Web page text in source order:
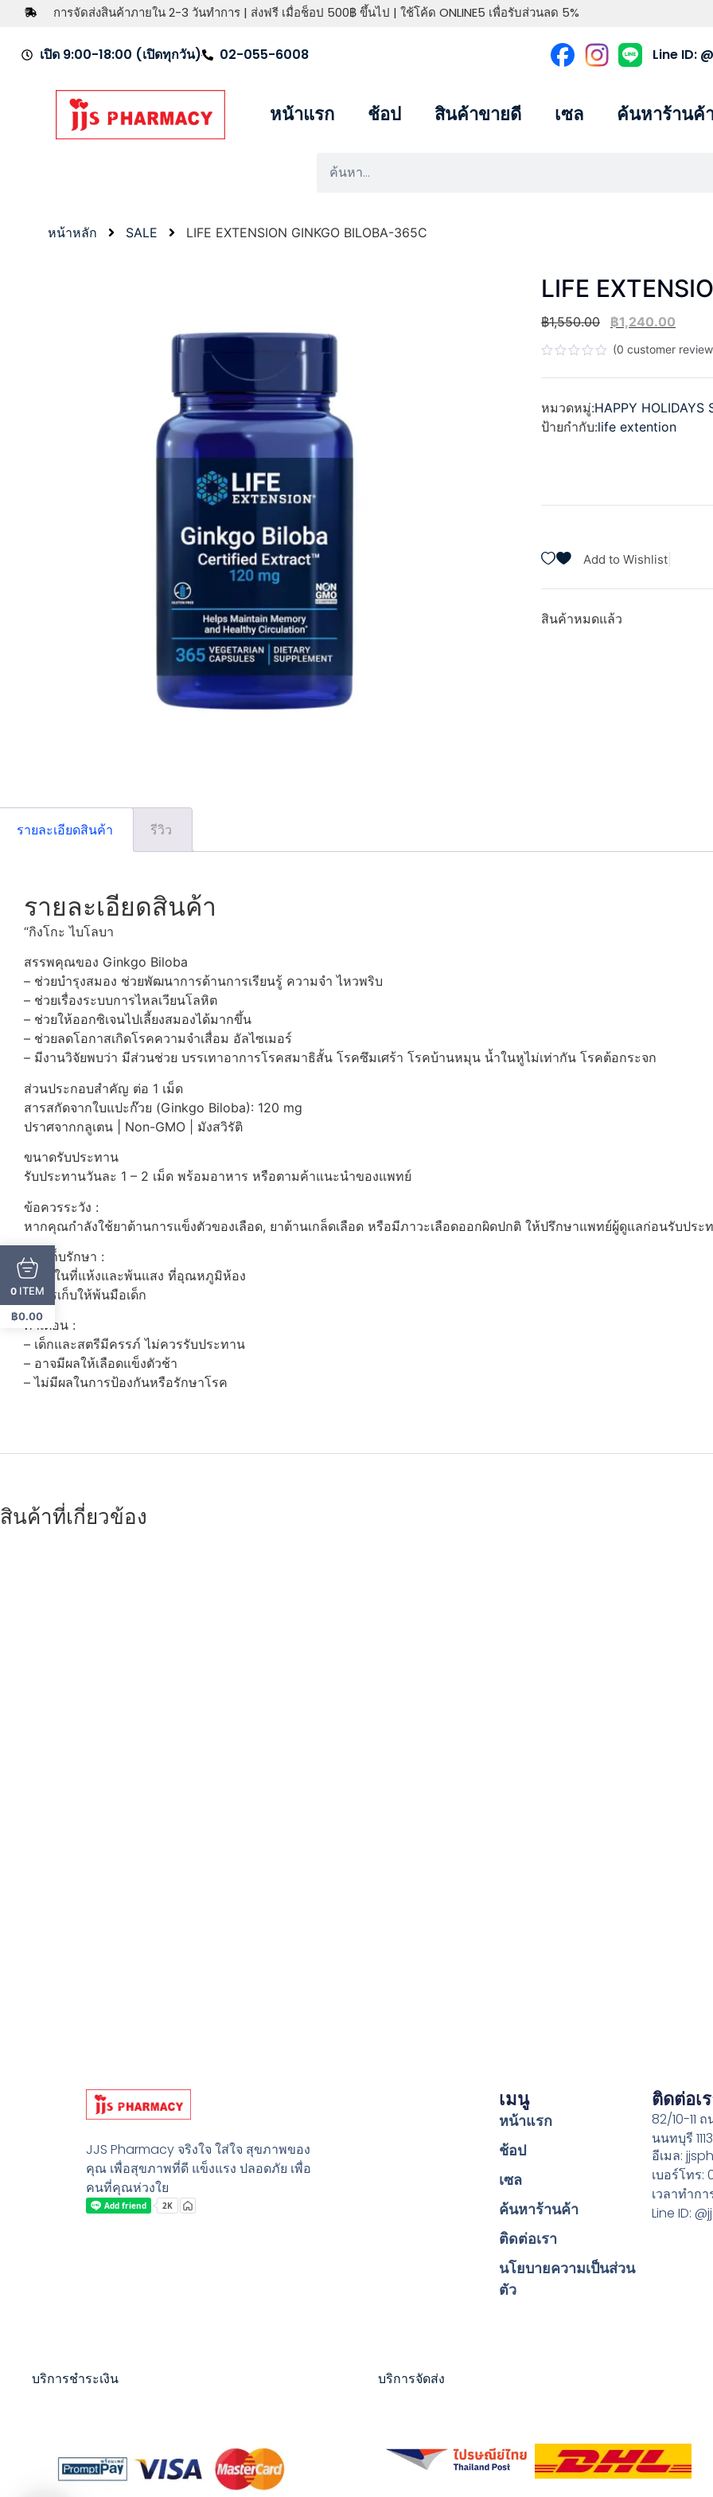
การจัดส่งสินค้าภายใน 2-3 วันทำการ | ส่งฟรี เมื่อช็อป 500฿ ขึ้นไป | ใช้โค้ด ONLINE5 เพื่อรับส่วนลด 5%
เปิด 9:00-18:00 (เปิดทุกวัน) 02-055-6008 Line ID:
หน้าแรก ช้อป สินค้าขายดี เซล ค้นหาร้านค้
หน้าหลัก SALE LIFE EXTENSION GINKGO BILOBA-365C
LIFE
฿1,550.00 ฿1,240.00
คะแนน
1-
5
คะแนน
(0 customer
หมวดหมู่:HAPPY HOLIDAYS
ป้ายกำกับ:life extention
Add to Wishlist
สินค้าหมดแล้ว
รายละเอียดสินค้า รีวิว
รายละเอียดสินค้า
“กิงโกะ ไบโลบา
สรรพคุณของ Ginkgo Biloba
– ช่วยบำรุงสมอง ช่วยพัฒนาการด้านการเรียนรู้ ความจํา ไหวพริบ
– ช่วยเรื่องระบบการไหลเวียนโลหิต
– ช่วยให้ออกซิเจนไปเลี้ยงสมองได้มากขึ้น
– ช่วยลดโอกาสเกิดโรคความจำเสื่อม อัลไซเมอร์
– มีงานวิจัยพบว่า มีส่วนช่วย บรรเทาอาการโรคสมาธิสั้น โรคซึมเศร้า โรคบ้านหมุน น้ำในหูไม่เท่ากัน โรคต้อกระจก
ส่วนประกอบสำคัญ ต่อ 1 เม็ด
สารสกัดจากใบแปะก๊วย (Ginkgo Biloba): 120 mg
ปราศจากกลูเตน | Non-GMO | มังสวิรัติ
ขนาดรับประทาน
รับประทานวันละ 1 – 2 เม็ด พร้อมอาหาร หรือตามค้าแนะนําของแพทย์
ข้อควรระวัง :
หากคุณกำลังใช้ยาต้านการแข็งตัวของเลือด, ยาต้านเกล็ดเลือด หรือมีภาวะเลือดออกผิดปกติ ให้ปรึกษาแพทย์ผู้ดูแลก่อนรับปร
การเก็บรักษา :
– เก็บในที่แห้งและพ้นแสง ที่อุณหภูมิห้อง
– ควรเก็บให้พ้นมือเด็ก
คำเตือน :
– เด็กและสตรีมีครรภ์ ไม่ควรรับประทาน
– อาจมีผลให้เลือดแข็งตัวช้า
– ไม่มีผลในการป้องกันหรือรักษาโรค
สินค้าที่เกี่ยวข้อง
JJS Pharmacy จริงใจ ใส่ใจ สุขภาพของ
คุณ เพื่อสุขภาพที่ดี แข็งแรง ปลอดภัย เพื่อ
คนที่คุณห่วงใย
เมนู
หน้าแรก
ช้อป
เซล
ค้นหาร้านค้า
ติดต่อเรา
นโยบายความเป็นส่วน
ตัว
ติดต่อเ
82/10-11
นนทบุรี
อีเมล:
เบอร์โทร
เวลาทำก
Line ID:
บริการชำระเงิน บริการจัดส่ง
0 ITEM
฿0.00